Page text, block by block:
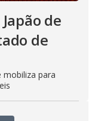
de
de
mobiliza para